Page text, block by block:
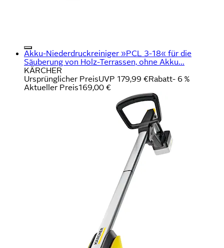
Akku-Niederdruckreiniger »PCL 3-18« für die
Säuberung von Holz-Terrassen, ohne Akku...
KÄRCHER
Ursprünglicher PreisUVP 179,99 €Rabatt- 6 %
Aktueller Preis169,00 €